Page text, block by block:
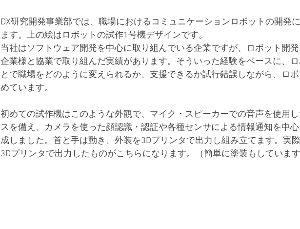
DX研究開発事業部では、職場におけるコミュニケーションロボットの開発
ます。上の絵はロボットの試作1号機デザインです。
当社はソフトウェア開発を中心に取り組んでいる企業ですが、ロボット開
企業様と協業で取り組んだ実績があります。そういった経験をベースに、
とで職場をどのように変えられるか、支援できるか試行錯誤しながら、ロ
めています。
初めての試作機はこのような外観で、マイク・スピーカーでの音声を使用
スを備え、カメラを使った顔認識・認証や各種センサによる情報通知を中
成しました。首と手は動き、外装を3Dプリンタで出力し組み立てます。実
3Dプリンタで出力したものがこちらになります。（簡単に塗装もしていま